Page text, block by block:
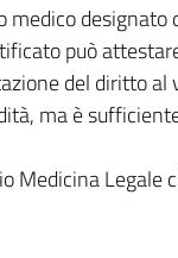
medico designato
può
del diritto
ma è
Medicina